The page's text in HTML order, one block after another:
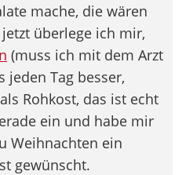
mache, die wären
überlege ich mir,
(muss ich mit dem Arzt
jeden Tag besser,
Rohkost, das ist echt
ein und habe mir
Weihnachten ein
gewünscht.